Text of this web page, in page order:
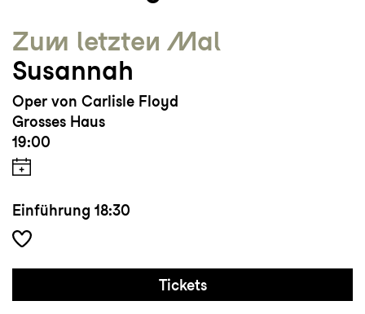
Zum letzten Mal
Susannah
Oper von Carlisle Floyd
Grosses Haus
19:00
Einführung 18:30
Tickets